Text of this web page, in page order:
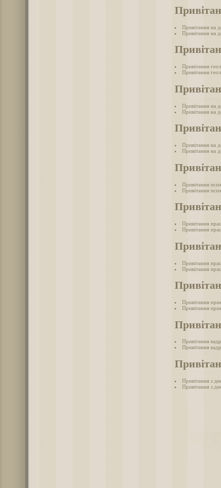
Привітання на
Привітання на
Привітання
Привітання
Привітання на
Привітання на
Привітання на
Привітання на
Привітання
Привітання
Привітання
Привітання
Привітання
Привітання
Привітання
Привітання
Привітання
Привітання
Привітання з
Привітання з